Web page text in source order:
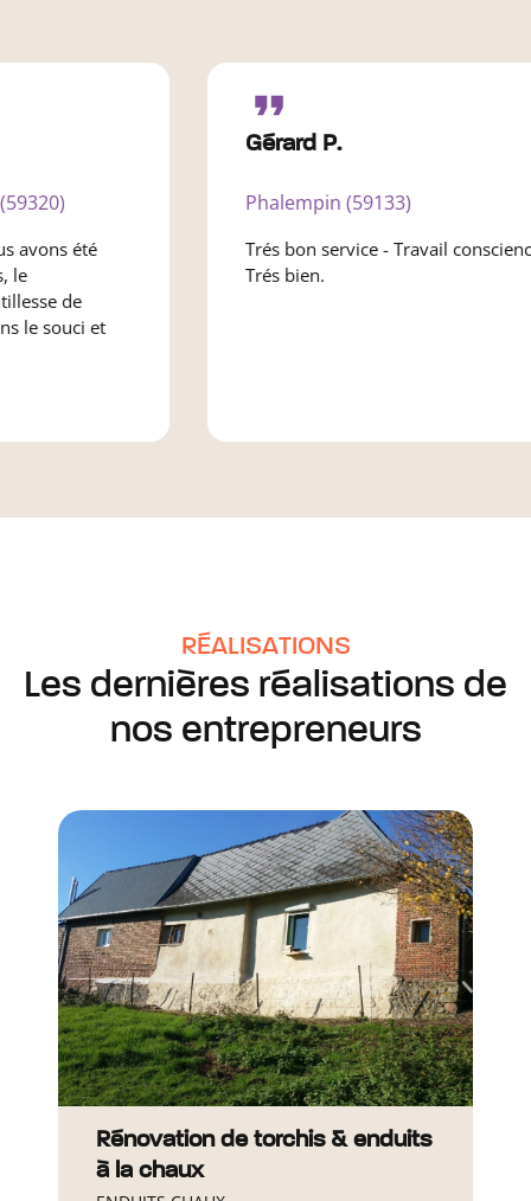
été
de
et
Gérard P.
Phalempin (59133)
Trés bon service - Travail consciencieux -
Trés bien.
RÉALISATIONS
Les dernières réalisations de
nos entrepreneurs
Rénovation de torchis & enduits
à la chaux